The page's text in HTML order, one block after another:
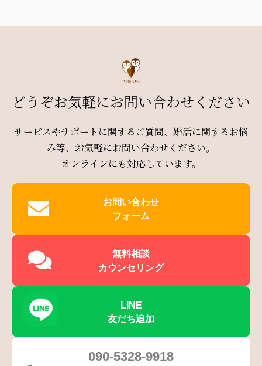
どうぞお気軽にお問い合わせください
サービスやサポートに関するご質問、婚活に関するお悩
み等、お気軽にお問い合わせください。
オンラインにも対応しています。
お問い合わせ
フォーム
無料相談
カウンセリング
LINE
友だち追加
090-5328-9918